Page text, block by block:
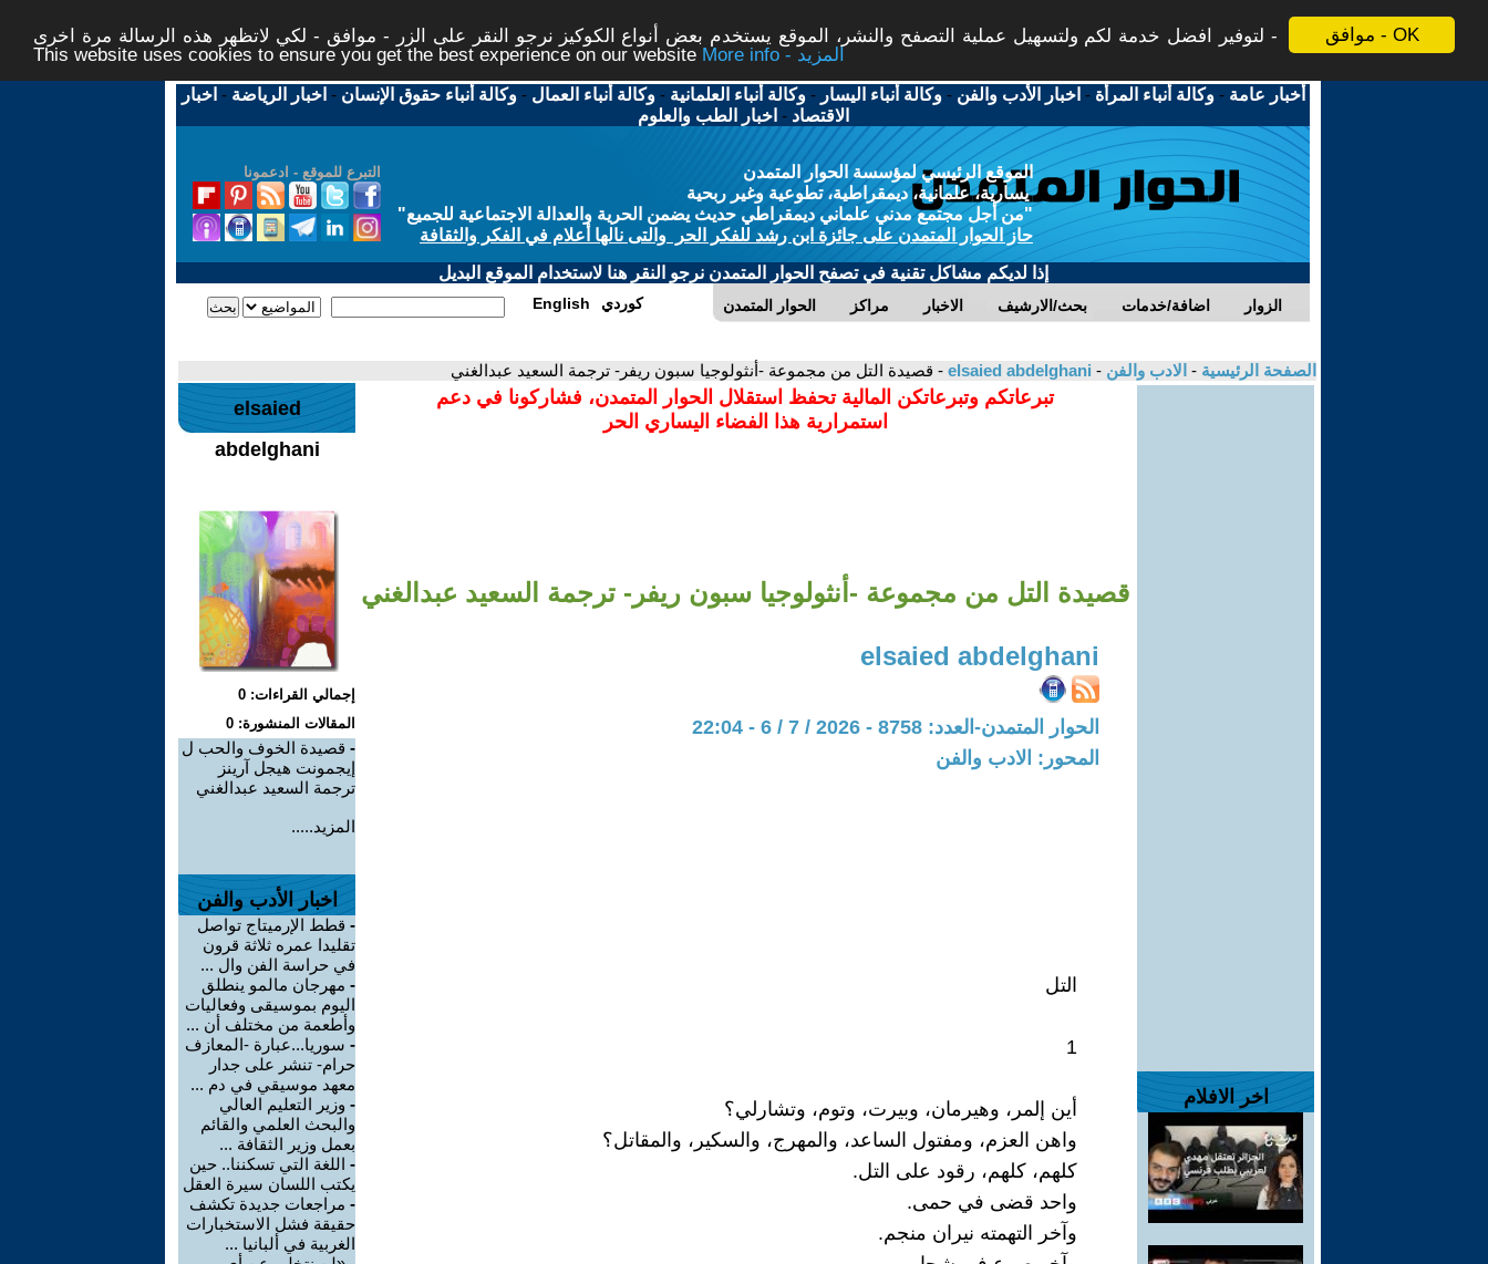
موافق - OK
لتوفير افضل خدمة لكم ولتسهيل عملية التصفح والنشر، الموقع يستخدم بعض أنواع الكوكيز نرجو النقر على الزر - موافق - لكي لاتظهر هذه الرسالة مرة اخرى -
This website uses cookies to ensure you get the best experience on our website
More info - المزيد
أخبار عامة -وكالة أنباء المرأة - اخبار الأدب والفن -وكالة أنباء اليسار -وكالة أنباء العلمانية -وكالة أنباء العمال -وكالة أنباء حقوق الإنسان - اخبار الرياضة - اخبار
الاقتصاد - اخبار الطب والعلوم
التبرع للموقع - ادعمونا
الموقع الرئيسي لمؤسسة الحوار المتمدن
يسارية، علمانية، ديمقراطية، تطوعية وغير ربحية
"من أجل مجتمع مدني علماني ديمقراطي حديث يضمن الحرية والعدالة الاجتماعية للجميع"
حاز الحوار المتمدن على جائزة ابن رشد للفكر الحر والتى نالها أعلام في الفكر والثقافة
إذا لديكم مشاكل تقنية في تصفح الحوار المتمدن نرجو النقر هنا لاستخدام الموقع البديل
الحوار المتمدن مراكز الاخبار بحث/الارشيف اضافة/خدمات الزوار English كوردي
الصفحة الرئيسية - الادب والفن -
elsaied abdelghani - قصيدة التل من مجموعة -أنثولوجيا سبون ريفر- ترجمة السعيد عبدالغني
اخر الافلام
تبرعاتكم وتبرعاتكن المالية تحفظ استقلال الحوار المتمدن، فشاركونا في دعم
استمرارية هذا الفضاء اليساري الحر
قصيدة التل من مجموعة -أنثولوجيا سبون ريفر- ترجمة السعيد عبدالغني
elsaied abdelghani
الحوار المتمدن-العدد: 8758 - 2026 / 7 / 6 - 22:04
المحور: الادب والفن
التل
1
أين إلمر، وهيرمان، وبيرت، وتوم، وتشارلي؟
واهن العزم، ومفتول الساعد، والمهرج، والسكير، والمقاتل؟
كلهم، كلهم، رقود على التل.
واحد قضى في حمى.
وآخر التهمته نيران منجم.
elsaied
abdelghani
إجمالي القراءات: 0
المقالات المنشورة: 0
- قصيدة الخوف والحب ل
إيجمونت هيجل آرينز
ترجمة السعيد عبدالغني
المزيد.....
اخبار الأدب والفن
- قطط الإرميتاج تواصل
تقليدا عمره ثلاثة قرون
في حراسة الفن وال ...
- مهرجان مالمو ينطلق
اليوم بموسيقى وفعاليات
وأطعمة من مختلف أن ...
- سوريا...عبارة -المعازف
حرام- تنشر على جدار
معهد موسيقي في دم ...
- وزير التعليم العالي
والبحث العلمي والقائم
بعمل وزير الثقافة ...
- اللغة التي تسكننا.. حين
يكتب اللسان سيرة العقل
- مراجعات جديدة تكشف
حقيقة فشل الاستخبارات
الغربية في ألبانيا ...